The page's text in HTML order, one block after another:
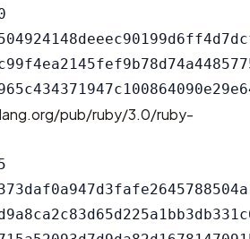
pub/ruby/3.0/ruby-